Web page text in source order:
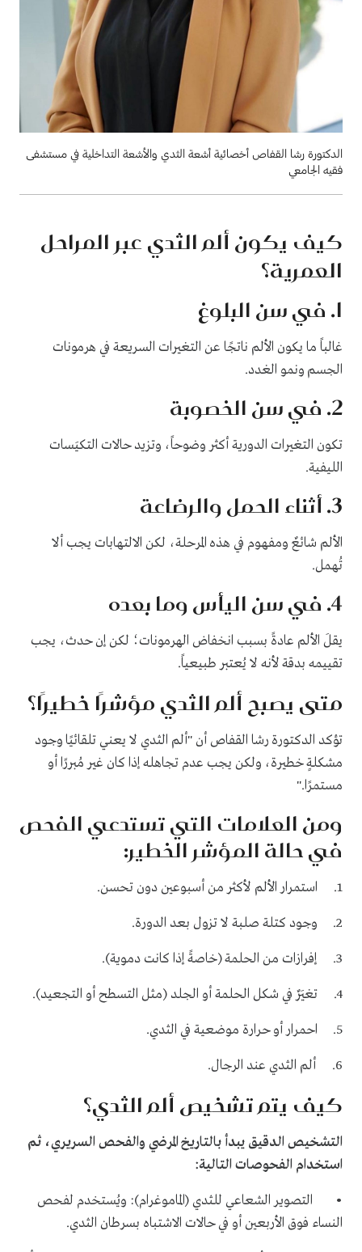
الدكتورة رشا القفاص أخصائية أشعة الثدي والأشعة التداخلية في مستشفى
فقيه الجامعي
كيف يكون ألم الثدي عبر المراحل
العمرية؟
1. في سن البلوغ
غالباً ما يكون الألم ناتجًا عن التغيرات السريعة في هرمونات
الجسم ونمو الغدد.
2. في سن الخصوبة
تكون التغيرات الدورية أكثر وضوحاً، وتزيد حالات التكيَسات
الليفية.
3. أثناء الحمل والرضاعة
الألم شائعٌ ومفهوم في هذه المرحلة، لكن الالتهابات يجب ألا
تُهمل.
4. في سن اليأس وما بعده
يقلَ الألم عادةً بسبب انخفاض الهرمونات؛ لكن إن حدث، يجب
تقييمه بدقة لأنه لا يُعتبر طبيعياً.
متى يصبح ألم الثدي مؤشرًا خطيرًا؟
تؤكد الدكتورة رشا القفاص أن "ألم الثدي لا يعني تلقائيًا وجود
مشكلةٍ خطيرة، ولكن يجب عدم تجاهله إذا كان غير مُبررًا أو
مستمرًا."
ومن العلامات التي تستدعي الفحص
في حالة المؤشر الخطير:
1. استمرار الألم لأكثر من أسبوعين دون تحسن.
2. وجود كتلة صلبة لا تزول بعد الدورة.
3. إفرازات من الحلمة (خاصةً إذا كانت دموية).
4. تغيَرٌ في شكل الحلمة أو الجلد (مثل التسطح أو التجعيد).
5. احمرار أو حرارة موضعية في الثدي.
6. ألم الثدي عند الرجال.
كيف يتم تشخيص ألم الثدي؟
التشخيص الدقيق يبدأ بالتاريخ المرضي والفحص السريري، ثم
استخدام الفحوصات التالية:
• التصوير الشعاعي للثدي (الماموغرام): ويُستخدم لفحص
النساء فوق الأربعين أو في حالات الاشتباه بسرطان الثدي.